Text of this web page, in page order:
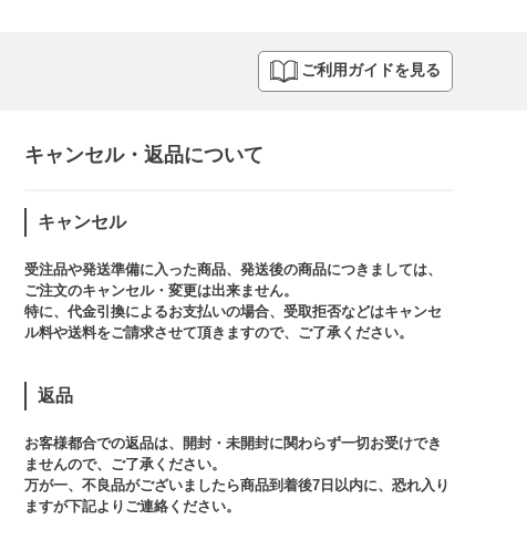
ご利用ガイドを見る
キャンセル・返品について​
キャンセル
受注品や発送準備に入った商品、発送後の商品につきましては、
ご注文のキャンセル・変更は出来ません。​
特に、代金引換によるお支払いの場合、受取拒否などはキャンセ
ル料や送料をご請求させて頂きますので、ご了承ください。​
返品
お客様都合での返品は、開封・未開封に関わらず一切お受けでき
ませんので、ご了承ください。​​
万が一、不良品がございましたら商品到着後7日以内に、恐れ入り
ますが下記よりご連絡ください。